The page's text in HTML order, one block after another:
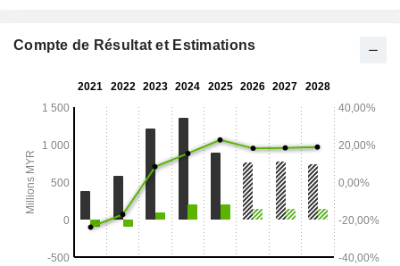
opérations de reconditionnement hydraulique. Le segment
de filetage, de réparation et d'inspection des produits
impliqué dans la détention d'investissements, la fourniture
de services de soutien, la gestion et les services
d'entreprise.
Compte de Résultat et Estimations